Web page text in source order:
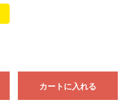
カートに入れる